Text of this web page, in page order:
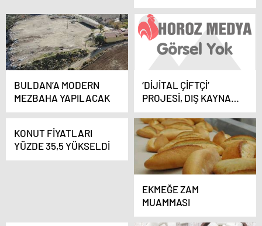
YAŞAMA TUTUNMAYA
ÇALIŞIYOR
BULDAN’A MODERN
MEZBAHA YAPILACAK
‘DİJİTAL ÇİFTÇİ’
PROJESİ, DIŞ KAYNAK
DESTEĞİ ALDI
KONUT FİYATLARI
YÜZDE 35,5 YÜKSELDİ
EKMEĞE ZAM
MUAMMASI